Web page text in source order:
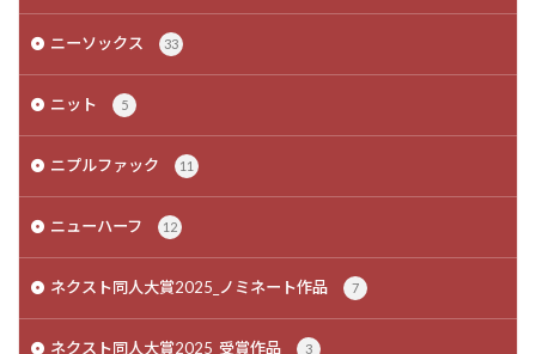
ニーソックス 33
ニット 5
ニプルファック 11
ニューハーフ 12
ネクスト同人大賞2025_ノミネート作品 7
ネクスト同人大賞2025_受賞作品 3